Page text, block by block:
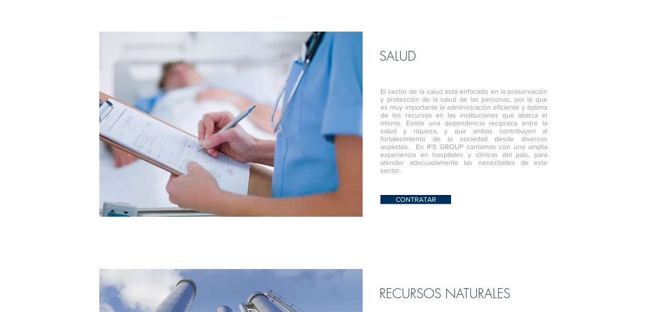
SALUD
El sector de la salud está enfocado en la preservación
y protección de la salud de las personas, por lo que
es muy importante la administración eficiente y óptima
de los recursos en las instituciones que abarca el
mismo. Existe una dependencia recíproca entre la
salud y riqueza, y que ambas contribuyen al
fortalecimiento de la sociedad desde diversos
aspectos. En IFS GROUP contamos con una amplia
experiencia en hospitales y clínicas del país, para
atender adecuadamente las necesitades de este
sector.
CONTRATAR
RECURSOS NATURALES